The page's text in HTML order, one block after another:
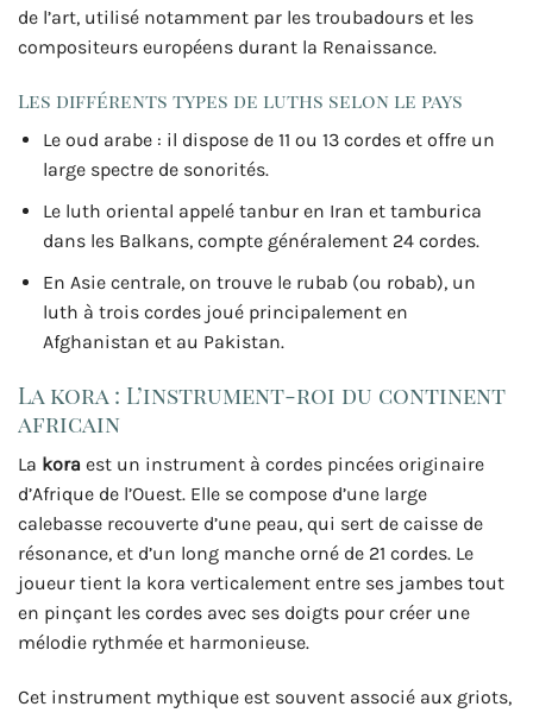
de l’art, utilisé notamment par les troubadours et les
compositeurs européens durant la Renaissance.
Les différents types de luths selon le pays
Le oud arabe : il dispose de 11 ou 13 cordes et offre un
large spectre de sonorités.
Le luth oriental appelé tanbur en Iran et tamburica
dans les Balkans, compte généralement 24 cordes.
En Asie centrale, on trouve le rubab (ou robab), un
luth à trois cordes joué principalement en
Afghanistan et au Pakistan.
La kora : L’instrument-roi du continent
africain
La kora est un instrument à cordes pincées originaire
d’Afrique de l’Ouest. Elle se compose d’une large
calebasse recouverte d’une peau, qui sert de caisse de
résonance, et d’un long manche orné de 21 cordes. Le
joueur tient la kora verticalement entre ses jambes tout
en pinçant les cordes avec ses doigts pour créer une
mélodie rythmée et harmonieuse.
Cet instrument mythique est souvent associé aux griots,